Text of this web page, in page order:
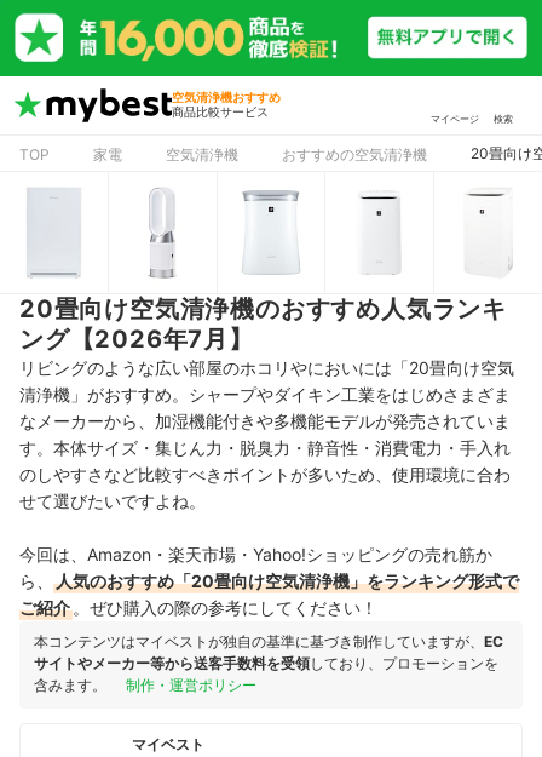
空気清浄機おすすめ
商品比較サービス
マイページ 検索
TOP 家電 空気清浄機 おすすめの空気清浄機 20畳向け
20畳向け空気清浄機のおすすめ人気ランキ
ング【2026年7月】
リビングのような広い部屋のホコリやにおいには「20畳向け空気
清浄機」がおすすめ。シャープやダイキン工業をはじめさまざま
なメーカーから、加湿機能付きや多機能モデルが発売されていま
す。本体サイズ・集じん力・脱臭力・静音性・消費電力・手入れ
のしやすさなど比較すべきポイントが多いため、使用環境に合わ
せて選びたいですよね。
今回は、Amazon・楽天市場・Yahoo!ショッピングの売れ筋か
ら、
人気のおすすめ「20畳向け空気清浄機」をランキング形式で
ご紹介 。ぜひ購入の際の参考にしてください！
本コンテンツはマイベストが独自の基準に基づき制作していますが、 EC
サイトやメーカー等から送客手数料を受領しており、プロモーションを
含みます。
制作・運営ポリシー
マイベスト